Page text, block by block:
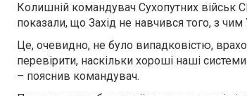
Колишній командувач Сухопутних
показали, що Захід не навчився того, з
Це, очевидно, не було випадковістю,
перевірити, наскільки хороші наші
– пояснив командувач.